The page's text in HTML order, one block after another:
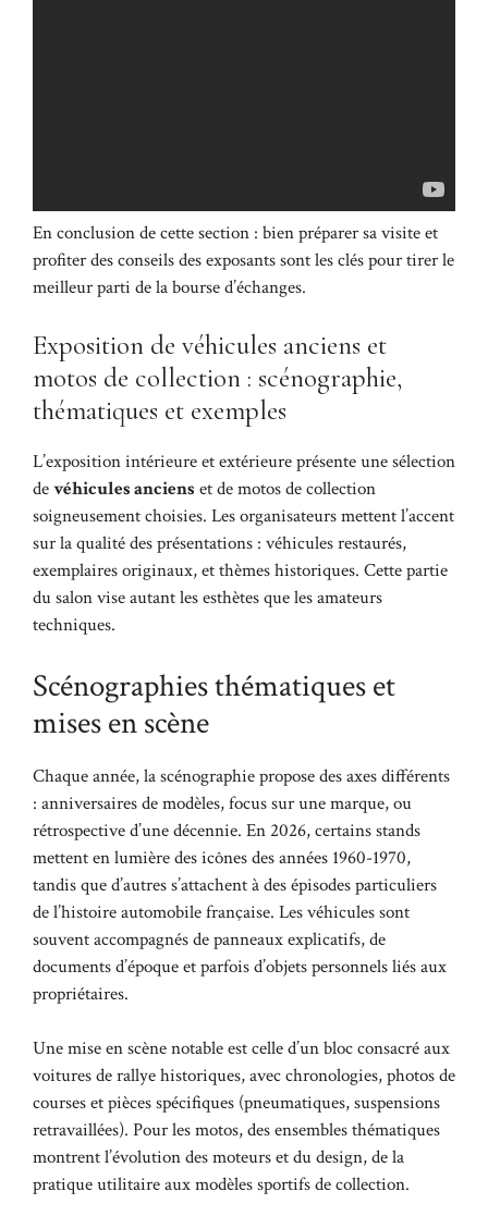
En conclusion de cette section : bien préparer sa visite et
profiter des conseils des exposants sont les clés pour tirer le
meilleur parti de la bourse d’échanges.
Exposition de véhicules anciens et
motos de collection : scénographie,
thématiques et exemples
L’exposition intérieure et extérieure présente une sélection
devéhicules anciens et de motos de collection
soigneusement choisies. Les organisateurs mettent l’accent
sur la qualité des présentations : véhicules restaurés,
exemplaires originaux, et thèmes historiques. Cette partie
du salon vise autant les esthètes que les amateurs
techniques.
Scénographies thématiques et
mises en scène
Chaque année, la scénographie propose des axes différents
: anniversaires de modèles, focus sur une marque, ou
rétrospective d’une décennie. En 2026, certains stands
mettent en lumière des icônes des années 1960-1970,
tandis que d’autres s’attachent à des épisodes particuliers
de l’histoire automobile française. Les véhicules sont
souvent accompagnés de panneaux explicatifs, de
documents d’époque et parfois d’objets personnels liés aux
propriétaires.
Une mise en scène notable est celle d’un bloc consacré aux
voitures de rallye historiques, avec chronologies, photos de
courses et pièces spécifiques (pneumatiques, suspensions
retravaillées). Pour les motos, des ensembles thématiques
montrent l’évolution des moteurs et du design, de la
pratique utilitaire aux modèles sportifs de collection.